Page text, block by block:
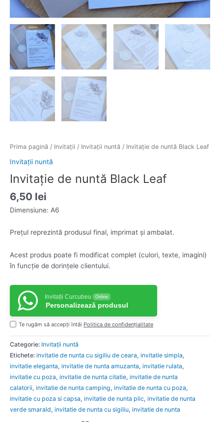
Prima pagină / Invitații / Invitații nuntă / Invitație de nuntă Black Leaf
Invitații nuntă
Invitație de nuntă Black Leaf
6,50 lei
Dimensiune: A6
Prețul reprezintă produsul final, imprimat și ambalat.
Acest produs poate fi modificat complet (culori, texte, imagini)
în funcție de dorințele clientului.
Invitații Curcubeu Online
Personalizează produsul
Te rugăm să accepți întâi Politica de confidențialitate
Categorie: Invitații nuntă
Etichete: invitatie de nunta cu sigiliu de ceara, invitatie simpla,
invitatie eleganta, invitatie de nunta amuzanta, invitatie rulata,
invitatie cu poza, invitatie de nunta citatie, invitatie de nunta
calatorii, invitatie de nunta camping, invitatie de nunta cu poza,
invitatie cu poza si capsa, invitatie de nunta plic, invitatie de nunta
verde smarald, invitatie de nunta cu sigiliu, invitatie de nunta